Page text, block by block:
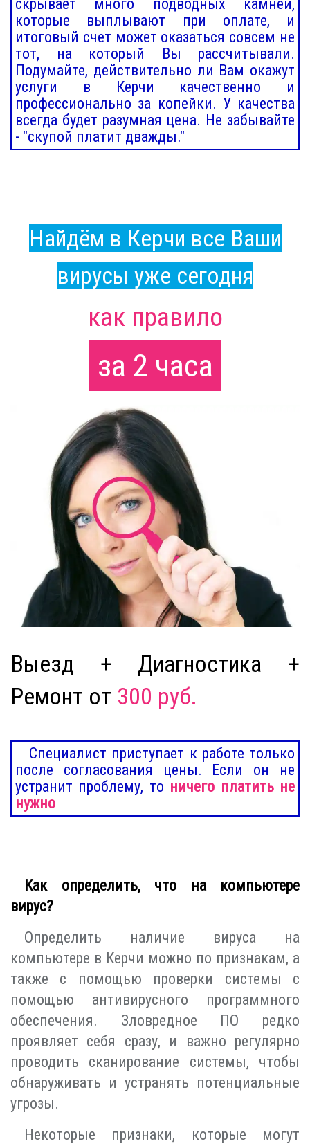
скрывает много подводных камней,
которые выплывают при оплате, и
итоговый счет может оказаться совсем не
тот, на который Вы рассчитывали.
Подумайте, действительно ли Вам окажут
услуги в Керчи качественно и
профессионально за копейки. У качества
всегда будет разумная цена. Не забывайте
- "скупой платит дважды."
Найдём в Керчи все Ваши
вирусы уже сегодня
как правило
за 2 часа
Выезд + Диагностика +
Ремонт от 300 руб.
Специалист приступает к работе только
после согласования цены. Если он не
устранит проблему, то ничего платить не
нужно
Как определить, что на компьютере
вирус?
Определить наличие вируса на
компьютере в Керчи можно по признакам, а
также с помощью проверки системы с
помощью антивирусного программного
обеспечения. Зловредное ПО редко
проявляет себя сразу, и важно регулярно
проводить сканирование системы, чтобы
обнаруживать и устранять потенциальные
угрозы.
Некоторые признаки, которые могут